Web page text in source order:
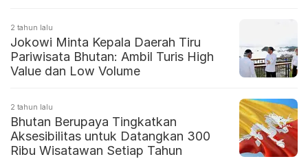
2 tahun lalu
Jokowi Minta Kepala Daerah Tiru
Pariwisata Bhutan: Ambil Turis High
Value dan Low Volume
2 tahun lalu
Bhutan Berupaya Tingkatkan
Aksesibilitas untuk Datangkan 300
Ribu Wisatawan Setiap Tahun